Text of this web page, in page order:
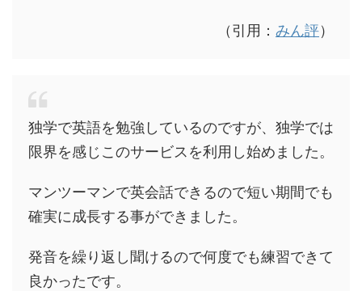
（引用： みん評）
独学で英語を勉強しているのですが、独学では
限界を感じこのサービスを利用し始めました。
マンツーマンで英会話できるので短い期間でも
確実に成長する事ができました。
発音を繰り返し聞けるので何度でも練習できて
良かったです。